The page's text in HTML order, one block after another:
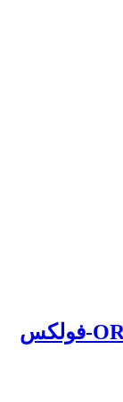
گردگیرترمز دستی ORGINAL-فولکس